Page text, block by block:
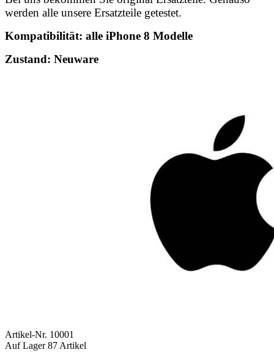
werden alle unsere Ersatzteile getestet.
Kompatibilität: alle iPhone 8 Modelle
Zustand: Neuware
Artikel-Nr. 10001
Auf Lager 87 Artikel